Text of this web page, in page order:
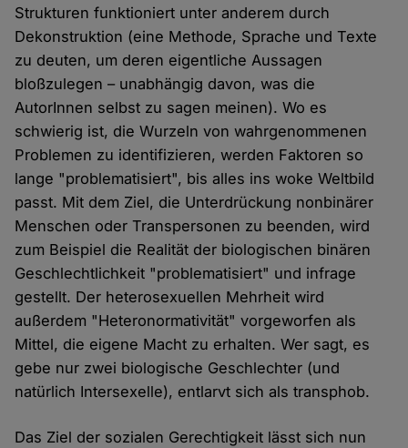
Strukturen funktioniert unter anderem durch
Dekonstruktion (eine Methode, Sprache und Texte
zu deuten, um deren eigentliche Aussagen
bloßzulegen – unabhängig davon, was die
AutorInnen selbst zu sagen meinen). Wo es
schwierig ist, die Wurzeln von wahrgenommenen
Problemen zu identifizieren, werden Faktoren so
lange "problematisiert", bis alles ins woke Weltbild
passt. Mit dem Ziel, die Unterdrückung nonbinärer
Menschen oder Transpersonen zu beenden, wird
zum Beispiel die Realität der biologischen binären
Geschlechtlichkeit "problematisiert" und infrage
gestellt. Der heterosexuellen Mehrheit wird
außerdem "Heteronormativität" vorgeworfen als
Mittel, die eigene Macht zu erhalten. Wer sagt, es
gebe nur zwei biologische Geschlechter (und
natürlich Intersexelle), entlarvt sich als transphob.
Das Ziel der sozialen Gerechtigkeit lässt sich nun